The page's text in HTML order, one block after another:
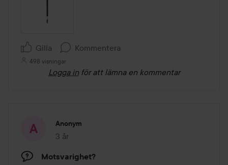
Gilla Kommentera
498 visningar
Logga in för att lämna en kommentar
Anonym
3 år
Inlägget skapades 3 år
Motsvarighet?